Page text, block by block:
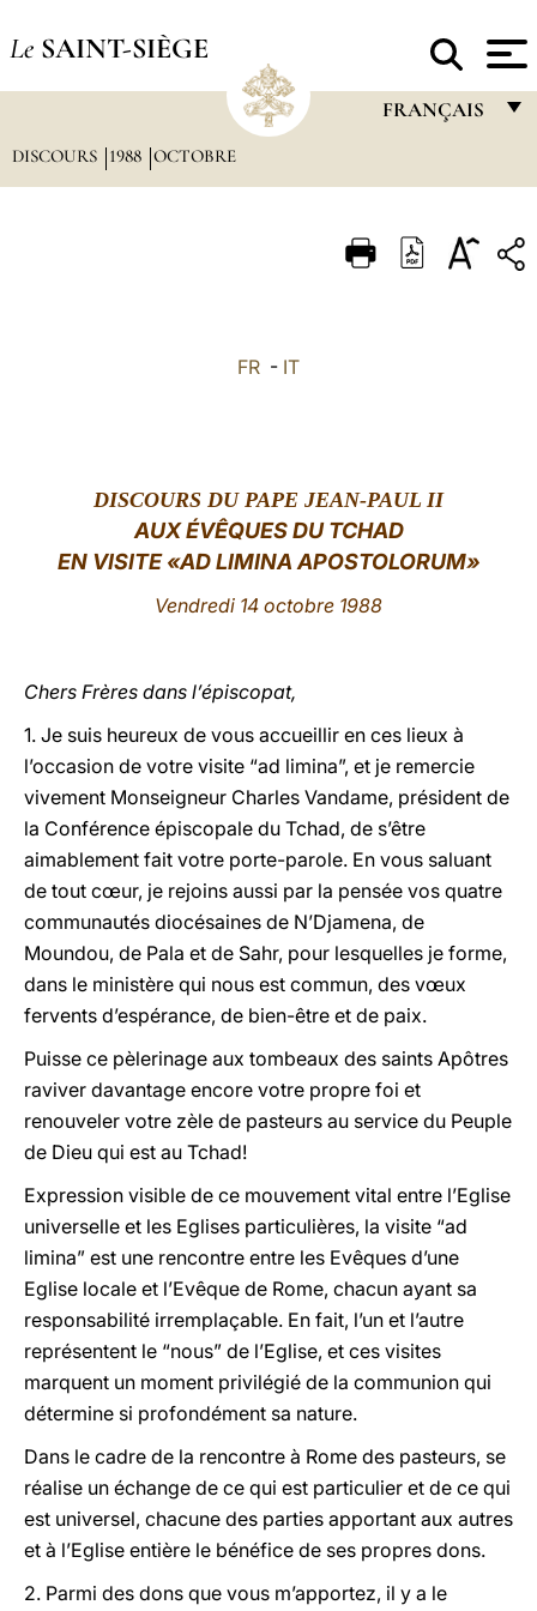
Le SAINT-SIÈGE
FRANÇAIS
ITALIANO
中文
LATINE
DISCOURS 1988 OCTOBRE
FR - IT
DISCOURS DU PAPE JEAN-PAUL II
AUX ÉVÊQUES DU TCHAD
EN VISITE «AD LIMINA APOSTOLORUM»
Vendredi 14 octobre 1988
Chers Frères dans l’épiscopat,
1. Je suis heureux de vous accueillir en ces lieux à
l’occasion de votre visite “ad limina”, et je remercie
vivement Monseigneur Charles Vandame, président de
la Conférence épiscopale du Tchad, de s’être
aimablement fait votre porte-parole. En vous saluant
de tout cœur, je rejoins aussi par la pensée vos quatre
communautés diocésaines de N’Djamena, de
Moundou, de Pala et de Sahr, pour lesquelles je forme,
dans le ministère qui nous est commun, des vœux
fervents d’espérance, de bien-être et de paix.
Puisse ce pèlerinage aux tombeaux des saints Apôtres
raviver davantage encore votre propre foi et
renouveler votre zèle de pasteurs au service du Peuple
de Dieu qui est au Tchad!
Expression visible de ce mouvement vital entre l’Eglise
universelle et les Eglises particulières, la visite “ad
limina” est une rencontre entre les Evêques d’une
Eglise locale et l’Evêque de Rome, chacun ayant sa
responsabilité irremplaçable. En fait, l’un et l’autre
représentent le “nous” de l’Eglise, et ces visites
marquent un moment privilégié de la communion qui
détermine si profondément sa nature.
Dans le cadre de la rencontre à Rome des pasteurs, se
réalise un échange de ce qui est particulier et de ce qui
est universel, chacune des parties apportant aux autres
et à l’Eglise entière le bénéfice de ses propres dons.
2. Parmi des dons que vous m’apportez, il y a le